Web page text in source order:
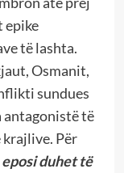
epike
të lashta.
Osmanit,
sundues
antagonistë të
krajlive. Për
eposi duhet të